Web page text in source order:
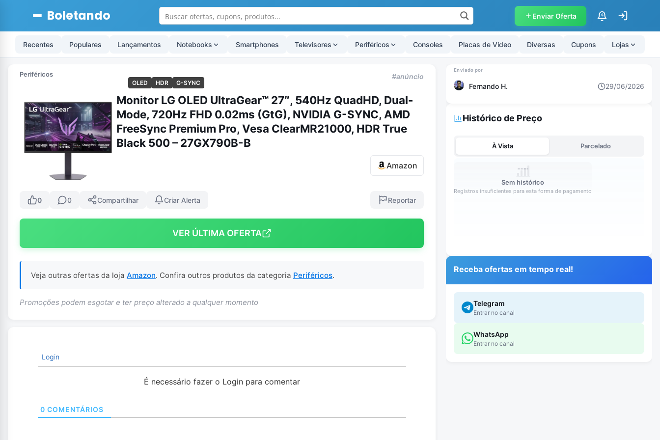
Boletando Enviar Oferta $
Recentes Populares Lançamentos Notebooks Smartphones Televisores Periféricos Consoles Placas de Vídeo Diversas Cupons Lojas
Periféricos
OLED HDR G-SYNC
#anúncio
Monitor LG OLED UltraGear™ 27″, 540Hz QuadHD, Dual-
Mode, 720Hz FHD 0.02ms (GtG), NVIDIA G-SYNC, AMD
FreeSync Premium Pro, Vesa ClearMR21000, HDR True
Black 500 – 27GX790B-B
Amazon
0 0 Compartilhar Criar Alerta Reportar
VER ÚLTIMA OFERTA
Veja outras ofertas da loja Amazon. Confira outros produtos da categoria Periféricos.
Promoções podem esgotar e ter preço alterado a qualquer momento
Login
É necessário fazer o Login para comentar
0 COMENTÁRIOS
Fernando H. 29/06/2026
Histórico de Preço
À Vista Parcelado
Sem histórico
Registros insuficientes para esta forma de pagamento
Receba ofertas em tempo real!
Telegram
Entrar no canal
WhatsApp
Entrar no canal